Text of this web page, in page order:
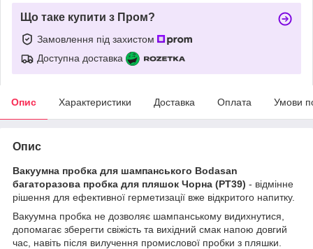
Що таке купити з Пром?
Замовлення під захистом
Доступна доставка
Опис Характеристики Доставка Оплата Умови
Опис
Вакуумна пробка для шампанського Bodasan
багаторазова пробка для пляшок Чорна (PT39) - відмінне
рішення для ефективної герметизації вже відкритого напитку.
Вакуумна пробка не дозволяє шампанському видихнутися,
допомагає зберегти свіжість та вихідний смак напою довгий
час, навіть після вилучення промислової пробки з пляшки.